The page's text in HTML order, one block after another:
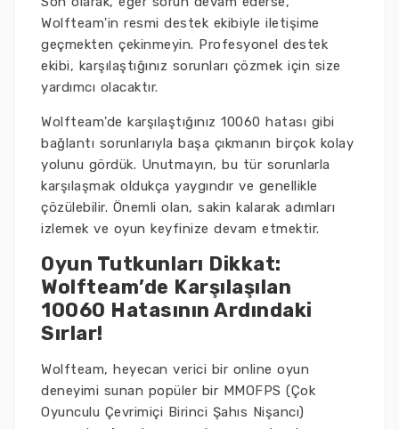
Wolfteam'in resmi destek ekibiyle iletişime
geçmekten çekinmeyin. Profesyonel destek
ekibi, karşılaştığınız sorunları çözmek için size
yardımcı olacaktır.
Wolfteam'de karşılaştığınız 10060 hatası gibi
bağlantı sorunlarıyla başa çıkmanın birçok kolay
yolunu gördük. Unutmayın, bu tür sorunlarla
karşılaşmak oldukça yaygındır ve genellikle
çözülebilir. Önemli olan, sakin kalarak adımları
izlemek ve oyun keyfinize devam etmektir.
Oyun Tutkunları Dikkat:
Wolfteam’de Karşılaşılan
10060 Hatasının Ardındaki
Sırlar!
Wolfteam, heyecan verici bir online oyun
deneyimi sunan popüler bir MMOFPS (Çok
Oyunculu Çevrimiçi Birinci Şahıs Nişancı)